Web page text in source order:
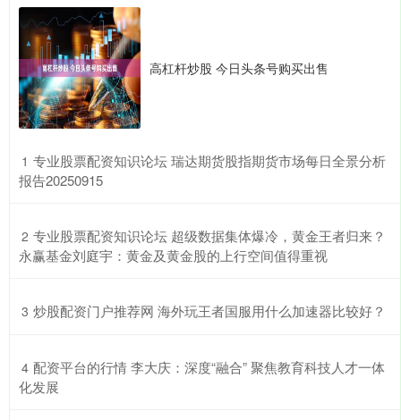
高杠杆炒股 今日头条号购买出售
1 ​专业股票配资知识论坛 瑞达期货股指期货市场每日全景分析
报告20250915
2 ​专业股票配资知识论坛 超级数据集体爆冷，黄金王者归来？
永赢基金刘庭宇：黄金及黄金股的上行空间值得重视
3 ​炒股配资门户推荐网 海外玩王者国服用什么加速器比较好？
4 ​配资平台的行情 李大庆：深度“融合” 聚焦教育科技人才一体
化发展